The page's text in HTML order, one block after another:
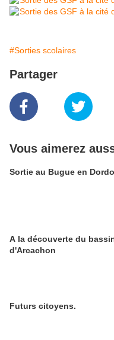
#Sorties scolaires
Partager
Vous aimerez
Sortie au Bugue en
A la découverte du
d'Arcachon
Futurs citoyens.